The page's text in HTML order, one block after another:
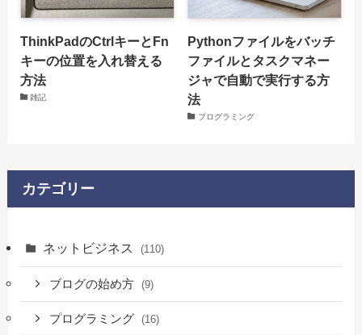
ThinkPadのCtrlキーとFn
キーの位置を入れ替える
方法
雑記
Pythonファイルをバッチ
ファイルとタスクマネー
ジャで自動で実行する方
法
プログラミング
カテゴリー
ネットビジネス (110)
ブログの始め方 (9)
プログラミング (16)